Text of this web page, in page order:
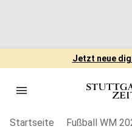
Jetzt neue
Startseite Fußball WM